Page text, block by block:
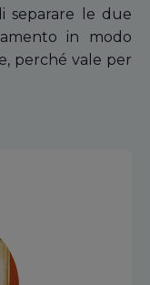
separare le due
in modo
perché vale per